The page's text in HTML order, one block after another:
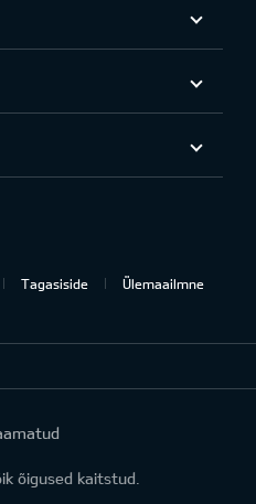
Tagasiside Ülemaailmne
õigused kaitstud.